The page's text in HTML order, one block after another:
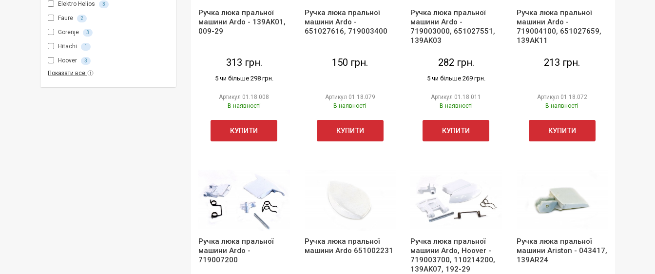
Elektro Helios 3
Faure 2
Gorenje 3
Hitachi 1
Hoover 3
Показати все
Ручка люка пральної
машини Ardo - 139AK01,
009-29
313 грн.
5 чи більше 298 грн.
Артикул 01.18.008
В наявності
КУПИТИ
Ручка люка пральної
машини Ardo -
651027616, 719003400
150 грн.
Артикул 01.18.079
В наявності
КУПИТИ
Ручка люка пральної
машини Ardo -
719003000, 651027551,
139AK03
282 грн.
5 чи більше 269 грн.
Артикул 01.18.011
В наявності
КУПИТИ
Ручка люка пральної
машини Ardo -
719004100, 651027659,
139AK11
213 грн.
Артикул 01.18.072
В наявності
КУПИТИ
Ручка люка пральної
машини Ardo -
719007200
Ручка люка пральної
машини Ardo 651002231
Ручка люка пральної
машини Ardo, Hoover -
719003700, 110214200,
139AK07, 192-29
Ручка люка пральної
машини Ariston - 043417,
139AR24